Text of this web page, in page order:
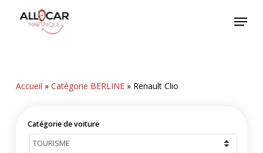
Menu
Accueil » Catégorie BERLINE» Renault Clio
Catégorie de voiture